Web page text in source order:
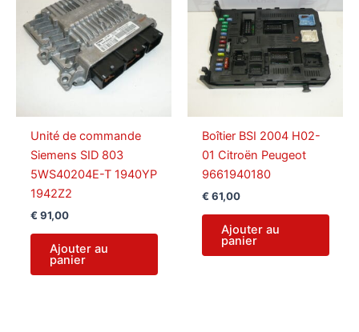
Unité de commande
Siemens SID 803
5WS40204E-T 1940YP
1942Z2
€ 91,00
Ajouter au
panier
Boîtier BSI 2004 H02-
01 Citroën Peugeot
9661940180
€ 61,00
Ajouter au
panier